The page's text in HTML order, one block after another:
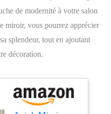
de modernité à votre salon
miroir, vous pourrez apprécier
splendeur, tout en ajoutant
décoration.